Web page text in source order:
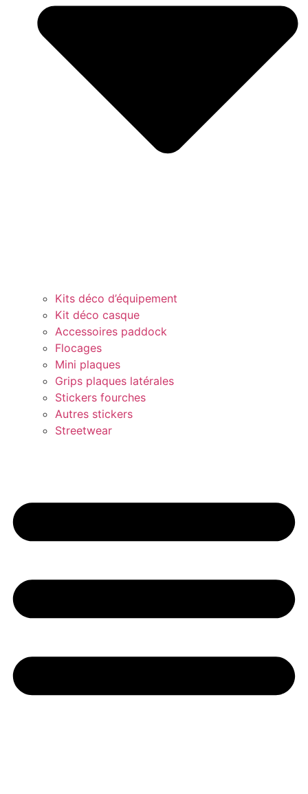
Kits déco d’équipement
Kit déco casque
Accessoires paddock
Flocages
Mini plaques
Grips plaques latérales
Stickers fourches
Autres stickers
Streetwear